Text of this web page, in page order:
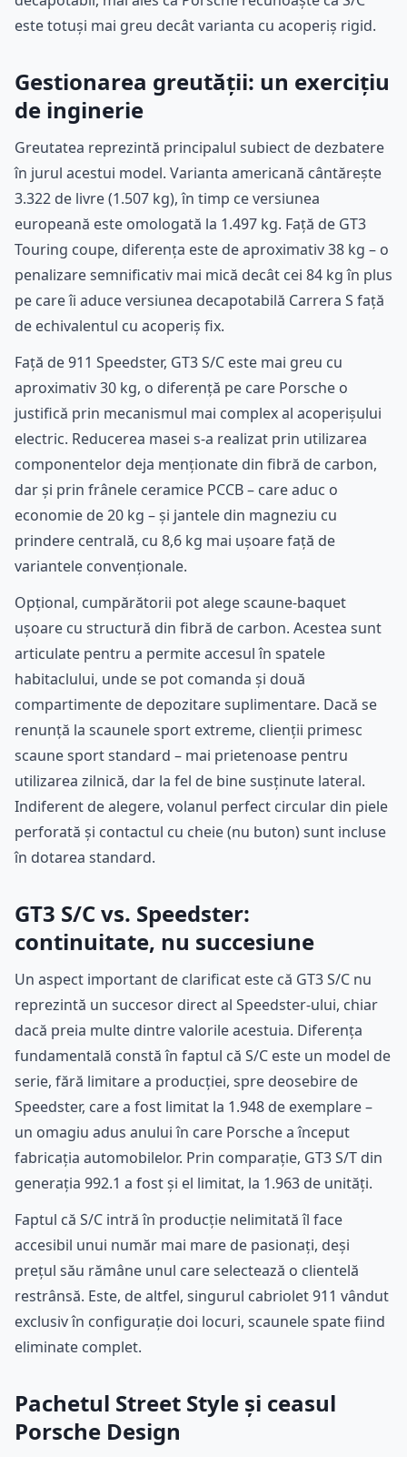
este totuși mai greu decât varianta cu acoperiș rigid.
Gestionarea greutății: un exercițiu
de inginerie
Greutatea reprezintă principalul subiect de dezbatere
în jurul acestui model. Varianta americană cântărește
3.322 de livre (1.507 kg), în timp ce versiunea
europeană este omologată la 1.497 kg. Față de GT3
Touring coupe, diferența este de aproximativ 38 kg – o
penalizare semnificativ mai mică decât cei 84 kg în plus
pe care îi aduce versiunea decapotabilă Carrera S față
de echivalentul cu acoperiș fix.
Față de 911 Speedster, GT3 S/C este mai greu cu
aproximativ 30 kg, o diferență pe care Porsche o
justifică prin mecanismul mai complex al acoperișului
electric. Reducerea masei s-a realizat prin utilizarea
componentelor deja menționate din fibră de carbon,
dar și prin frânele ceramice PCCB – care aduc o
economie de 20 kg – și jantele din magneziu cu
prindere centrală, cu 8,6 kg mai ușoare față de
variantele convenționale.
Opțional, cumpărătorii pot alege scaune-baquet
ușoare cu structură din fibră de carbon. Acestea sunt
articulate pentru a permite accesul în spatele
habitaclului, unde se pot comanda și două
compartimente de depozitare suplimentare. Dacă se
renunță la scaunele sport extreme, clienții primesc
scaune sport standard – mai prietenoase pentru
utilizarea zilnică, dar la fel de bine susținute lateral.
Indiferent de alegere, volanul perfect circular din piele
perforată și contactul cu cheie (nu buton) sunt incluse
în dotarea standard.
GT3 S/C vs. Speedster:
continuitate, nu succesiune
Un aspect important de clarificat este că GT3 S/C nu
reprezintă un succesor direct al Speedster-ului, chiar
dacă preia multe dintre valorile acestuia. Diferența
fundamentală constă în faptul că S/C este un model de
serie, fără limitare a producției, spre deosebire de
Speedster, care a fost limitat la 1.948 de exemplare –
un omagiu adus anului în care Porsche a început
fabricația automobilelor. Prin comparație, GT3 S/T din
generația 992.1 a fost și el limitat, la 1.963 de unități.
Faptul că S/C intră în producție nelimitată îl face
accesibil unui număr mai mare de pasionați, deși
prețul său rămâne unul care selectează o clientelă
restrânsă. Este, de altfel, singurul cabriolet 911 vândut
exclusiv în configurație doi locuri, scaunele spate fiind
eliminate complet.
Pachetul Street Style și ceasul
Porsche Design